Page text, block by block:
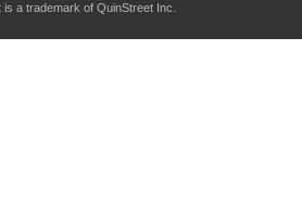
is a trademark of QuinStreet Inc.